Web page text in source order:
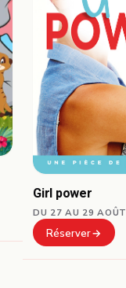
Girl power
DU 27 AU 29 AOÛT
Réserver